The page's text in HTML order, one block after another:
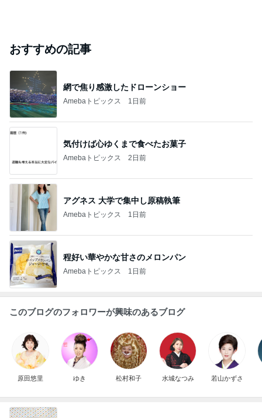
おすすめの記事
網で焦り感激したドローンショー
Amebaトピックス 1日前
気付けば心ゆくまで食べたお菓子
Amebaトピックス 2日前
アグネス 大学で集中し原稿執筆
Amebaトピックス 1日前
程好い華やかな甘さのメロンパン
Amebaトピックス 1日前
このブログのフォロワーが興味のあるブログ
原田悠里 ゆき 松村和子 水城なつみ 若山かずさ